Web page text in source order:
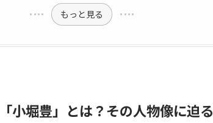
もっと見る
小堀豊」とは？その人物像に迫る